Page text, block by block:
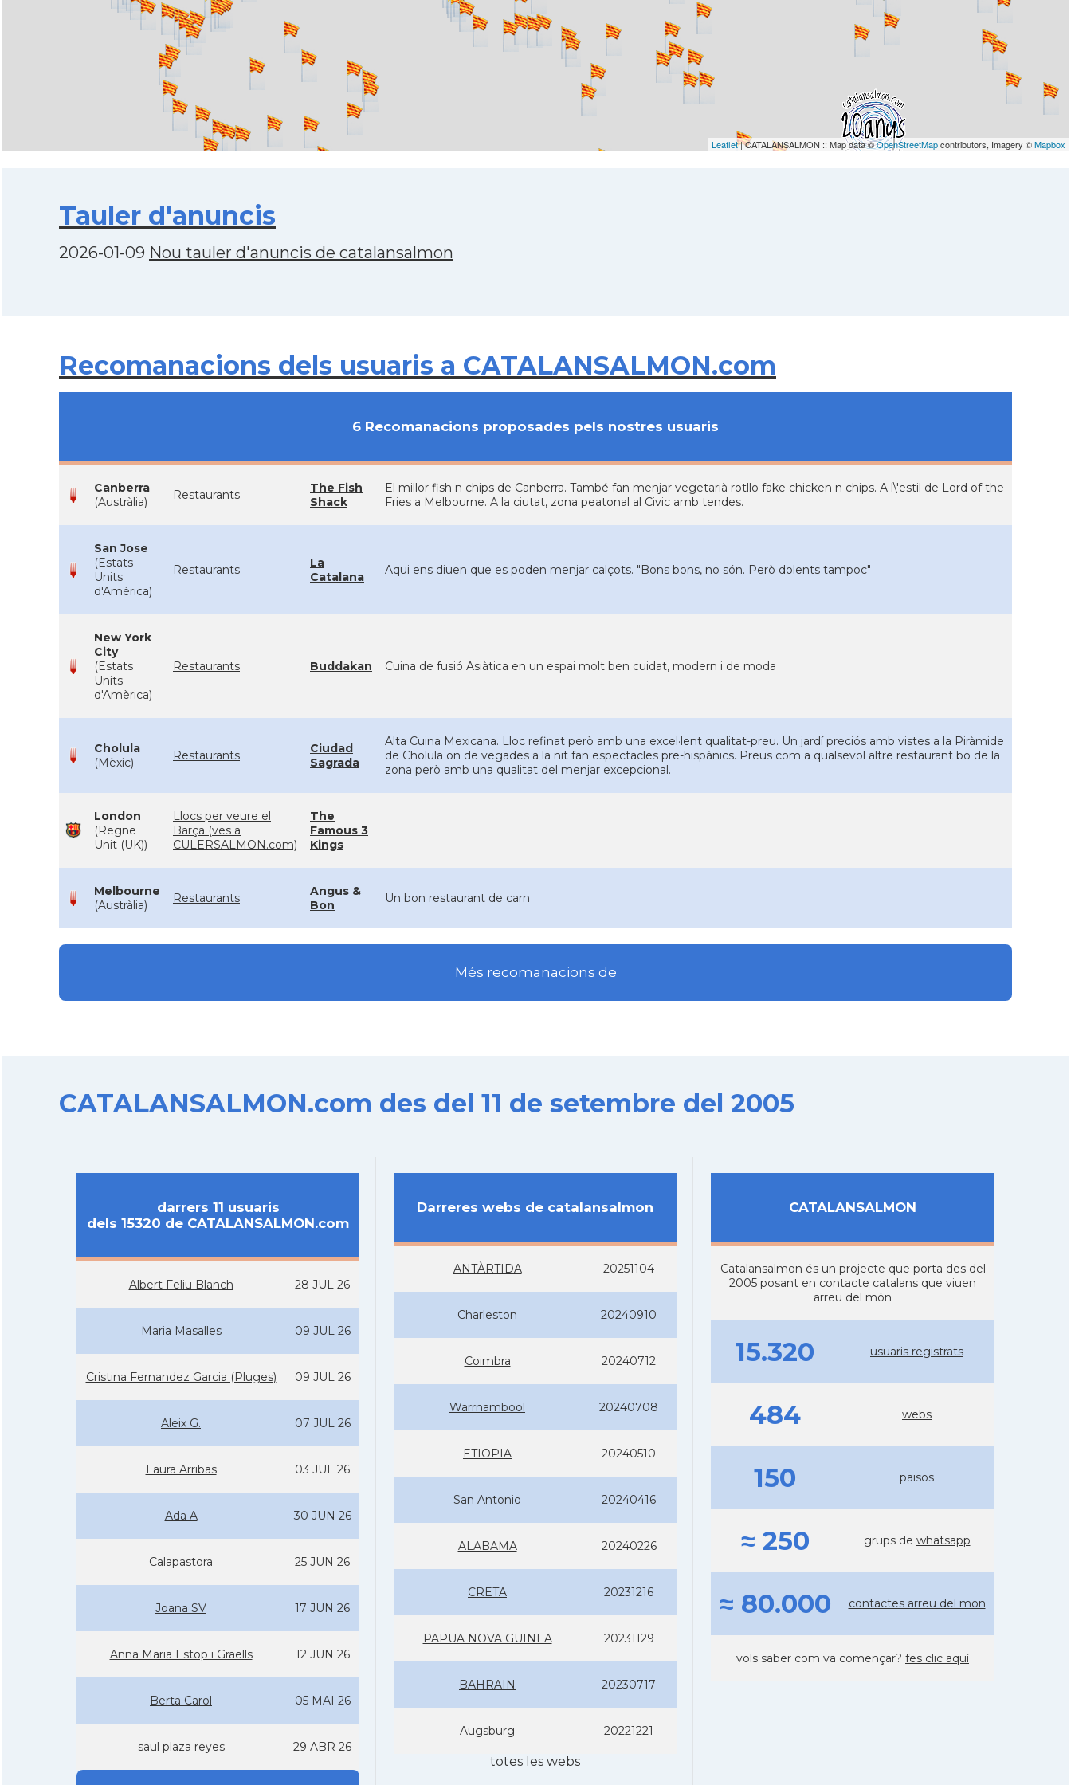
Leaflet| CATALANSALMON :: Map data ©OpenStreetMapcontributors, Imagery ©Mapbox
Tauler d'anuncis
2026-01-09 Nou tauler d'anuncis de catalansalmon
Recomanacions dels usuaris a CATALANSALMON.com
6 Recomanacions proposades pels nostres usuaris
Canberra
(Austràlia)
Restaurants
The Fish
Shack
El millor fish n chips de Canberra. També fan menjar vegetarià rotllo fake chicken n chips. A l\'estil de Lord of the
Fries a Melbourne. A la ciutat, zona peatonal al Civic amb tendes.
San Jose
(Estats
Units
d'Amèrica)
Restaurants
La
Catalana
Aqui ens diuen que es poden menjar calçots. "Bons bons, no són. Però dolents tampoc"
New York
City
(Estats
Units
d'Amèrica)
Restaurants Buddakan Cuina de fusió Asiàtica en un espai molt ben cuidat, modern i de moda
Cholula
(Mèxic)
Restaurants
Ciudad
Sagrada
Alta Cuina Mexicana. Lloc refinat però amb una excel·lent qualitat-preu. Un jardí preciós amb vistes a la Piràmide
de Cholula on de vegades a la nit fan espectacles pre-hispànics. Preus com a qualsevol altre restaurant bo de la
zona però amb una qualitat del menjar excepcional.
London
(Regne
Unit (UK))
Llocs per veure el
Barça (ves a
CULERSALMON.com)
The
Famous 3
Kings
Melbourne
(Austràlia)
Restaurants
Angus &
Bon
Un bon restaurant de carn
Més recomanacions de
CATALANSALMON.com des del 11 de setembre del 2005
darrers 11 usuaris
dels 15320 de CATALANSALMON.com
Albert Feliu Blanch 28 JUL 26
Maria Masalles 09 JUL 26
Cristina Fernandez Garcia (Pluges) 09 JUL 26
Aleix G. 07 JUL 26
Laura Arribas 03 JUL 26
Ada A 30 JUN 26
Calapastora 25 JUN 26
Joana SV 17 JUN 26
Anna Maria Estop i Graells 12 JUN 26
Berta Carol 05 MAI 26
saul plaza reyes 29 ABR 26
Darreres webs de catalansalmon
ANTÀRTIDA 20251104
Charleston 20240910
Coimbra 20240712
Warrnambool 20240708
ETIOPIA 20240510
San Antonio 20240416
ALABAMA 20240226
CRETA 20231216
PAPUA NOVA GUINEA 20231129
BAHRAIN 20230717
Augsburg 20221221
totes les webs
CATALANSALMON
Catalansalmon és un projecte que porta des del
2005 posant en contacte catalans que viuen
arreu del món
15.320 usuaris registrats
484 webs
150 països
≈ 250 grups de whatsapp
≈ 80.000 contactes arreu del mon
vols saber com va començar? fes clic aquí